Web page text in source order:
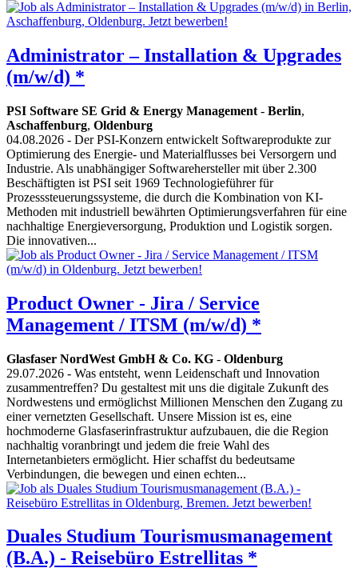
Administrator – Installation & Upgrades
(m/w/d) *
PSI Software SE Grid & Energy Management - Berlin,
Aschaffenburg, Oldenburg
04.08.2026 - Der PSI-Konzern entwickelt Softwareprodukte zur
Optimierung des Energie- und Materialflusses bei Versorgern und
Industrie. Als unabhängiger Softwarehersteller mit über 2.300
Beschäftigten ist PSI seit 1969 Technologieführer für
Prozesssteuerungssysteme, die durch die Kombination von KI-
Methoden mit industriell bewährten Optimierungsverfahren für eine
nachhaltige Energieversorgung, Produktion und Logistik sorgen.
Die innovativen...
Product Owner - Jira / Service
Management / ITSM (m/w/d) *
Glasfaser NordWest GmbH & Co. KG - Oldenburg
29.07.2026 - Was entsteht, wenn Leidenschaft und Innovation
zusammentreffen? Du gestaltest mit uns die digitale Zukunft des
Nordwestens und ermöglichst Millionen Menschen den Zugang zu
einer vernetzten Gesellschaft. Unsere Mission ist es, eine
hochmoderne Glasfaserinfrastruktur aufzubauen, die die Region
nachhaltig voranbringt und jedem die freie Wahl des
Internetanbieters ermöglicht. Hier schaffst du bedeutsame
Verbindungen, die bewegen und einen echten...
Duales Studium Tourismusmanagement
(B.A.) - Reisebüro Estrellitas *